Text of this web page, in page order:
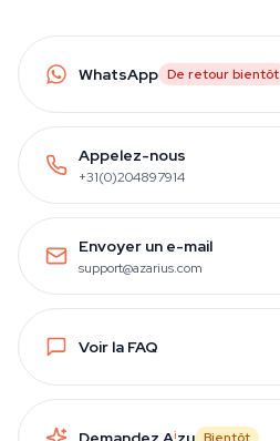
WhatsApp De retour bientôt
Appelez-nous
+31(0)204897914
Envoyer un e-mail
support@azarius.com
Voir la FAQ
i